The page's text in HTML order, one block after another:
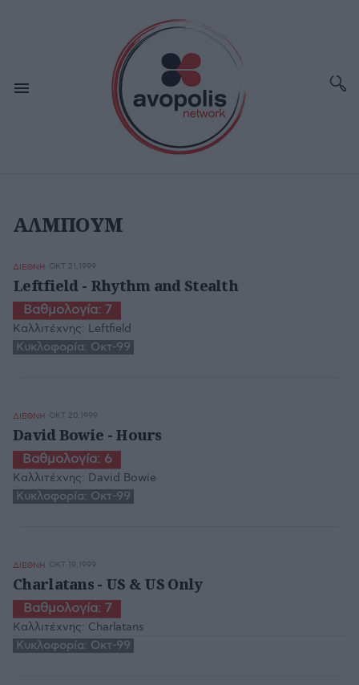
ΑΛΜΠΟΥΜ
ΔΙΕΘΝΗ ΟΚΤ 21,1999
Leftfield - Rhythm and Stealth
Βαθμολογία: 7
Καλλιτέχνης: Leftfield
Κυκλοφορία: Οκτ-99
ΔΙΕΘΝΗ ΟΚΤ 20,1999
David Bowie - Hours
Βαθμολογία: 6
Καλλιτέχνης: David Bowie
Κυκλοφορία: Οκτ-99
ΔΙΕΘΝΗ ΟΚΤ 19,1999
Charlatans - US & US Only
Βαθμολογία: 7
Καλλιτέχνης: Charlatans
Κυκλοφορία: Οκτ-99